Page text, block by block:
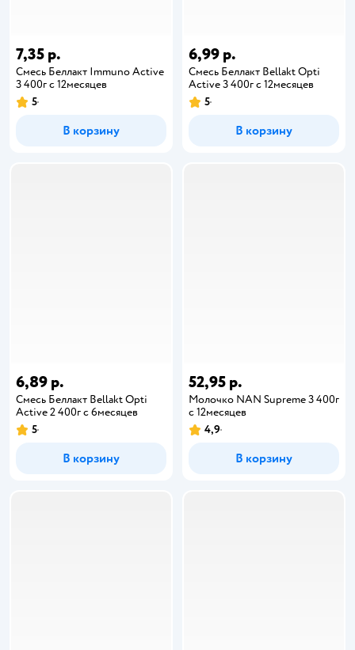
7,35 р.
Смесь Беллакт Immuno Active
3 400г с 12месяцев
5
В корзину
6,99 р.
Смесь Беллакт Bellakt Opti
Active 3 400г с 12месяцев
5
В корзину
6,89 р.
Смесь Беллакт Bellakt Opti
Active 2 400г с 6месяцев
5
В корзину
52,95 р.
Молочко NAN Supreme 3 400г
с 12месяцев
4,9
В корзину